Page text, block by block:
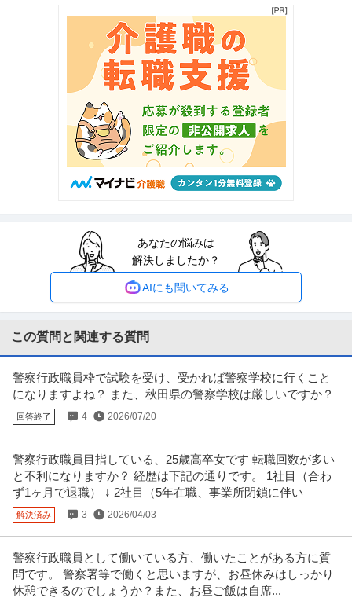
年収400万円〜500万円
医療法人社団昇陽会阿佐谷すずき診療所 【東京都杉並区】一般事務（経理・
人事労務・総務）/年休120…続きを見る
有限会社石田電機
未経験OK 交通費支給
月給25万円〜50万円
仕事内容：・会社運営に必要な総務全般。 ・色んな案件の公共工事の書類作
成などの建設関係などの一般事 …続きを見る
学務部学生支援課 事務職員（既卒者） ／入職後／部署異動の可能
学校法人東京音楽大学
雇用保険完備
年収5,000,000円〜0円
新を、突き進もう！日本の …続きを見る
一般事務／一般事務「正社員」／東京支店
ハーコブ株式会社
新着 正社員 未経験OK 交通費支給
年収350.1万円〜447万円
ハーコブ株式会社東京支店で事務スタッフとして一緒に働いて下さる方を1名
募集いたします。 新しい一歩…続きを見る
提供：エンゲージ
春日駅／一般事務（健康診断に関わる事務処理等）／年休123日／
正社員／都内最大級の健診クリニック
医療法人社団同友会～都内最大級の人間ドック･健康診断専門クリニック～
正社員 未経験OK 交通費支給 昇給あり
年収321万円〜397万円
医療法人社団同友会～都内最大級の人間ドック･健康診断専門クリニック～
あなたの悩みは
解決しましたか？
AIにも聞いてみる
この質問と関連する質問
警察行政職員枠で試験を受け、受かれば警察学校に行くこと
になりますよね？ また、秋田県の警察学校は厳しいですか？
回答終了 4 2026/07/20
警察行政職員目指している、25歳高卒女です 転職回数が多い
と不利になりますか？ 経歴は下記の通りです。 1社目（合わ
ず1ヶ月で退職） ↓ 2社目（5年在職、事業所閉鎖に伴い
解決済み 3 2026/04/03
警察行政職員として働いている方、働いたことがある方に質
問です。 警察署等で働くと思いますが、お昼休みはしっかり
休憩できるのでしょうか？また、お昼ご飯は自席...